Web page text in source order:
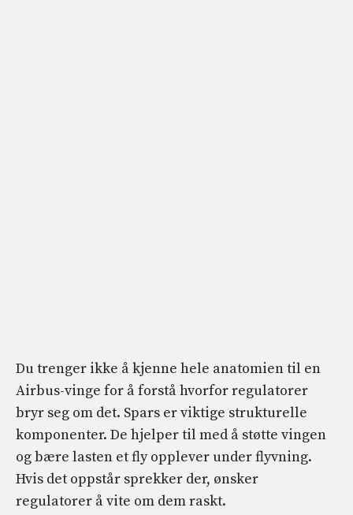
Du trenger ikke å kjenne hele anatomien til en
Airbus-vinge for å forstå hvorfor regulatorer
bryr seg om det. Spars er viktige strukturelle
komponenter. De hjelper til med å støtte vingen
og bære lasten et fly opplever under flyvning.
Hvis det oppstår sprekker der, ønsker
regulatorer å vite om dem raskt.